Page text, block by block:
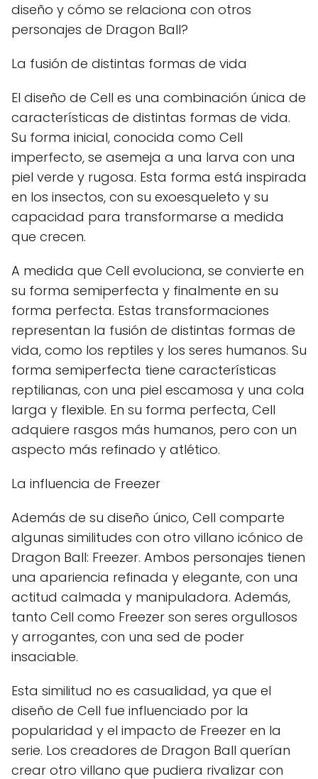
diseño y cómo se relaciona con otros
personajes de Dragon Ball?
La fusión de distintas formas de vida
El diseño de Cell es una combinación única de
características de distintas formas de vida.
Su forma inicial, conocida como Cell
imperfecto, se asemeja a una larva con una
piel verde y rugosa. Esta forma está inspirada
en los insectos, con su exoesqueleto y su
capacidad para transformarse a medida
que crecen.
A medida que Cell evoluciona, se convierte en
su forma semiperfecta y finalmente en su
forma perfecta. Estas transformaciones
representan la fusión de distintas formas de
vida, como los reptiles y los seres humanos. Su
forma semiperfecta tiene características
reptilianas, con una piel escamosa y una cola
larga y flexible. En su forma perfecta, Cell
adquiere rasgos más humanos, pero con un
aspecto más refinado y atlético.
La influencia de Freezer
Además de su diseño único, Cell comparte
algunas similitudes con otro villano icónico de
Dragon Ball: Freezer. Ambos personajes tienen
una apariencia refinada y elegante, con una
actitud calmada y manipuladora. Además,
tanto Cell como Freezer son seres orgullosos
y arrogantes, con una sed de poder
insaciable.
Esta similitud no es casualidad, ya que el
diseño de Cell fue influenciado por la
popularidad y el impacto de Freezer en la
serie. Los creadores de Dragon Ball querían
crear otro villano que pudiera rivalizar con